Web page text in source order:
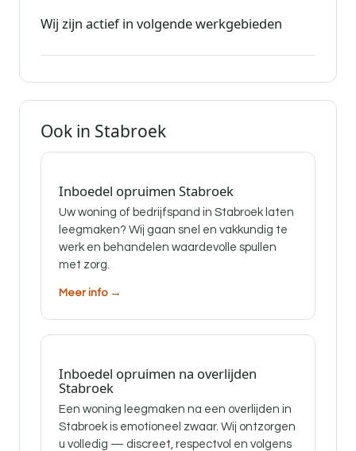
Wij zijn actief in volgende werkgebieden
Ook in Stabroek
Inboedel opruimen Stabroek
Uw woning of bedrijfspand in Stabroek laten
leegmaken? Wij gaan snel en vakkundig te
werk en behandelen waardevolle spullen
met zorg.
Meer info →
Inboedel opruimen na overlijden
Stabroek
Een woning leegmaken na een overlijden in
Stabroek is emotioneel zwaar. Wij ontzorgen
u volledig — discreet, respectvol en volgens